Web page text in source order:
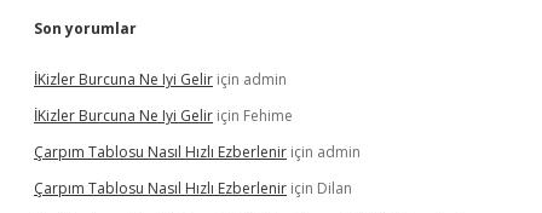
Son yorumlar
İKizler Burcuna Ne Iyi Gelir için admin
İKizler Burcuna Ne Iyi Gelir için Fehime
Çarpım Tablosu Nasıl Hızlı Ezberlenir için admin
Çarpım Tablosu Nasıl Hızlı Ezberlenir için Dilan